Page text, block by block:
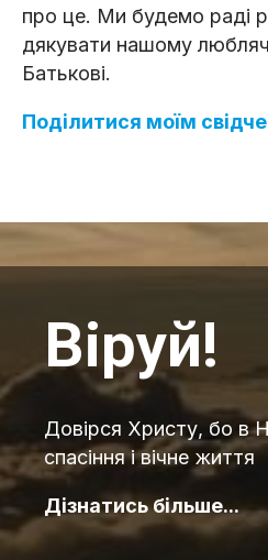
про це. Ми будемо раді
дякувати нашому
Батькові.
Поділитися моїм
Віруй!
Довірся Христу, бо в
спасіння і вічне життя
Дізнатись більше...